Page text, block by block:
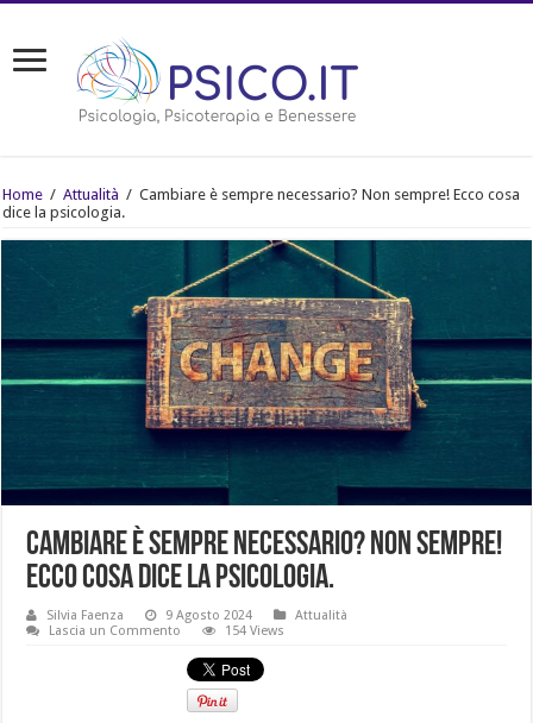
Home / Attualità / Cambiare è sempre necessario? Non sempre! Ecco cosa
dice la psicologia.
Cambiare è sempre necessario? Non sempre!
Ecco cosa dice la psicologia.
Silvia Faenza 9 Agosto 2024
Attualità
Lascia un Commento
154 Views